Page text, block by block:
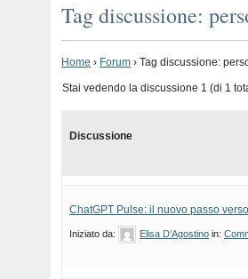
Tag discussione:
Home › Forum › Tag discussione:
Stai vedendo la discussione 1 (di 1
Discussione
ChatGPT Pulse: il nuovo passo
Iniziato da: Elisa D’Agostino in: